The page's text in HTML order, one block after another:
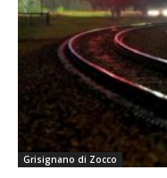
Grisignano di Zocco